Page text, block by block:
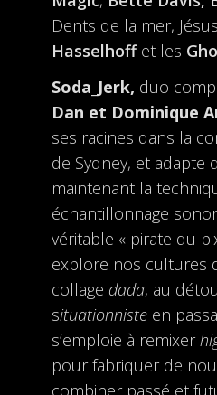
Dents de la mer,
Hasselhoffet les
Soda_Jerk, duo
Dan et Dominique
ses racines dans la
de Sydney, et adapte
maintenant la
échantillonnage
véritable « pirate du
explore nos cultures
collage dada, au
situationnisteen
s’emploie à remixer
pour fabriquer de
combiner passé et